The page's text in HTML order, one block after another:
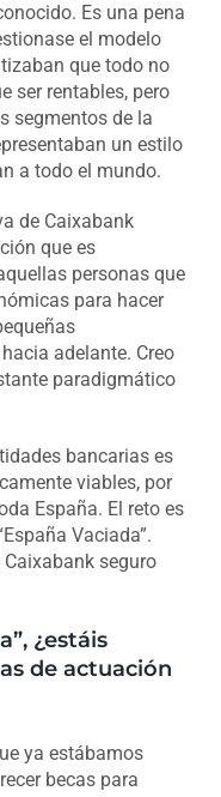
Es una pena
el modelo
que todo no
ser rentables, pero
segmentos de la
un estilo
a todo el mundo.
de Caixabank
que es
personas que
para hacer
adelante. Creo
paradigmático
bancarias es
viables, por
España. El reto es
Vaciada”.
seguro
¿estáis
de actuación
ya estábamos
becas para